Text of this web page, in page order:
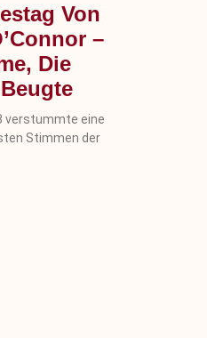
Von
–
Die
verstummte eine
Stimmen der